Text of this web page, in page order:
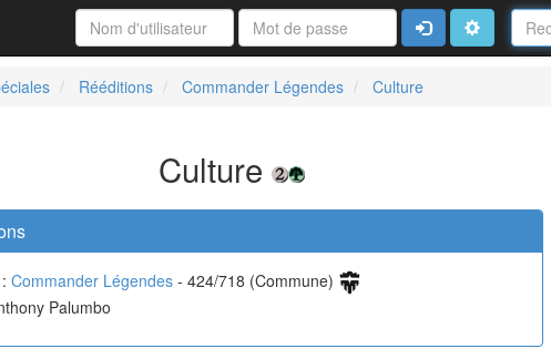
Nom
de
la
ConnexionAvancé
Rééditions Commander Légendes Culture
Culture
Commander Légendes - 424/718 (Commune)
Palumbo